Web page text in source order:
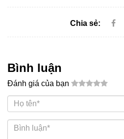
Chia sẻ:
Bình luận
Đánh giá của bạn